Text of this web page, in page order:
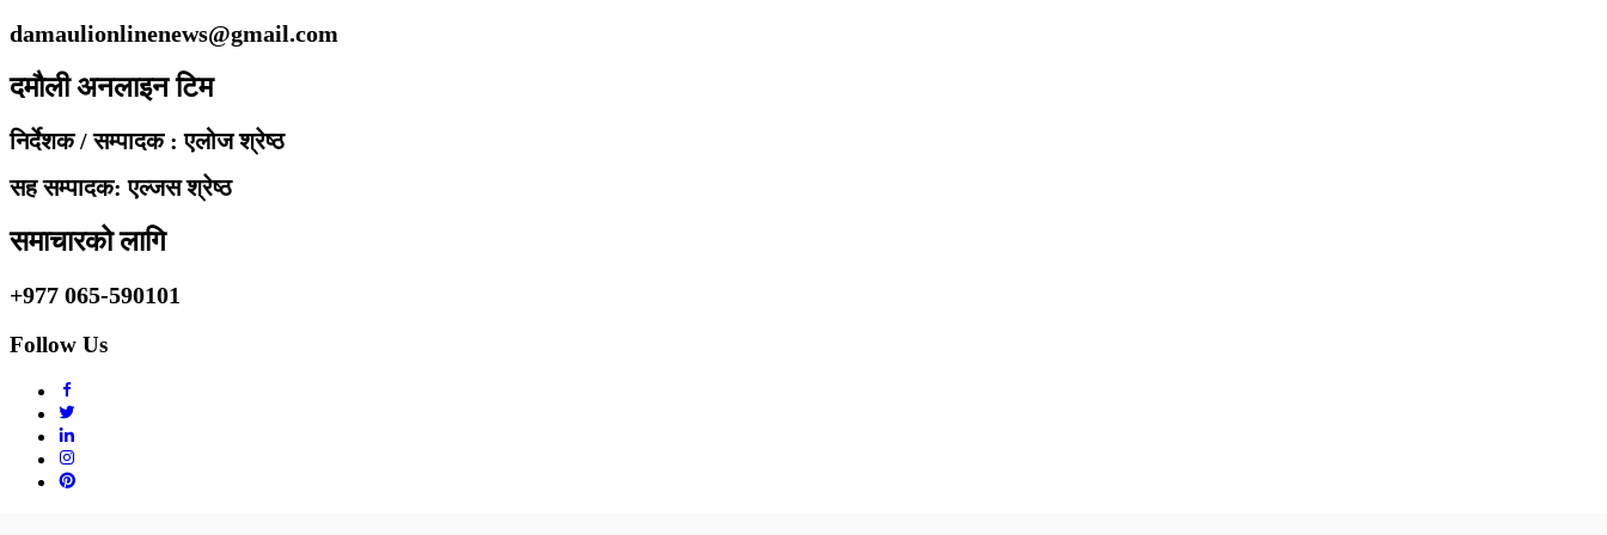
damaulionlinenews@gmail.com
दमौली अनलाइन टिम
निर्देशक / सम्पादक : एलोज श्रेष्ठ
सह सम्पादक: एल्जस श्रेष्ठ
समाचारको लागि
+977 065-590101
Follow Us